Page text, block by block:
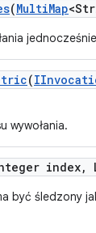
(MultiMap
(
wywołania.
index,
być śledzony